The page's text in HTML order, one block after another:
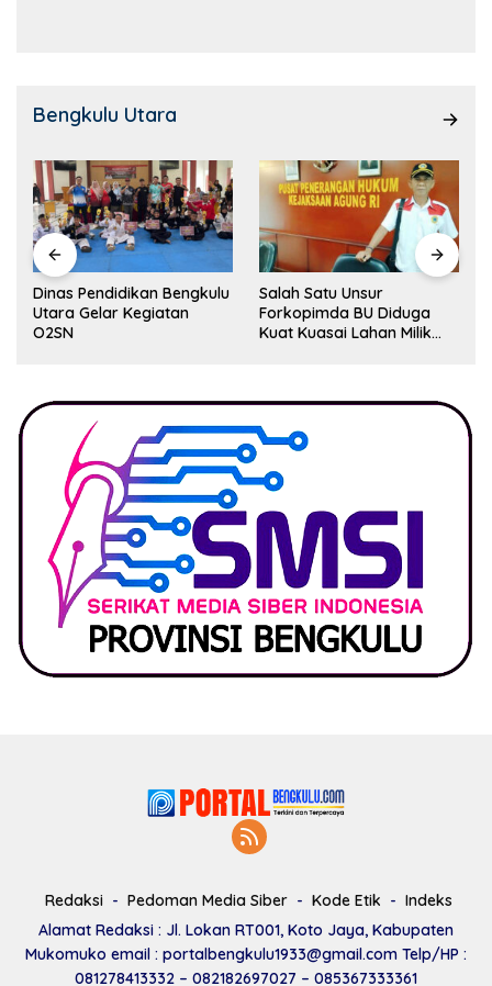
Bengkulu Utara
Dinas Pendidikan Bengkulu
Utara Gelar Kegiatan
O2SN
Salah Satu Unsur
Forkopimda BU Diduga
Kuat Kuasai Lahan Milik
Redaksi Pedoman Media Siber Kode Etik
Indeks
Alamat Redaksi : Jl. Lokan RT001, Koto Jaya, Kabupaten
Mukomuko email : portalbengkulu1933@gmail.com Telp/HP :
081278413332 – 082182697027 – 085367333361